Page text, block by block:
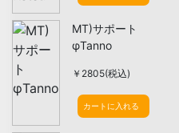
MT)サポート
φTanno
￥2805(税込)
カートに入れる